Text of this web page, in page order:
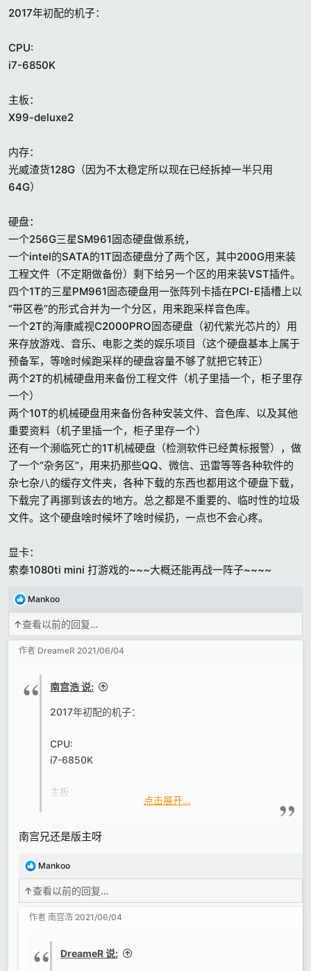
2017年初配的机子：
CPU:
i7-6850K
主板：
X99-deluxe2
内存：
光威渣货128G（因为不太稳定所以现在已经拆掉一半只用
64G）
硬盘：
一个256G三星SM961固态硬盘做系统，
一个intel的SATA的1T固态硬盘分了两个区，其中200G用来装
工程文件（不定期做备份）剩下给另一个区的用来装VST插件。
四个1T的三星PM961固态硬盘用一张阵列卡插在PCI-E插槽上以
“带区卷”的形式合并为一个分区，用来跑采样音色库。
一个2T的海康威视C2000PRO固态硬盘（初代紫光芯片的）用
来存放游戏、音乐、电影之类的娱乐项目（这个硬盘基本上属于
预备军，等啥时候跑采样的硬盘容量不够了就把它转正）
两个2T的机械硬盘用来备份工程文件（机子里插一个，柜子里存
一个）
两个10T的机械硬盘用来备份各种安装文件、音色库、以及其他
重要资料（机子里插一个，柜子里存一个）
还有一个濒临死亡的1T机械硬盘（检测软件已经黄标报警），做
了一个“杂务区”，用来扔那些QQ、微信、迅雷等等各种软件的
杂七杂八的缓存文件夹，各种下载的东西也都用这个硬盘下载，
下载完了再挪到该去的地方。总之都是不重要的、临时性的垃圾
文件。这个硬盘啥时候坏了啥时候扔，一点也不会心疼。
显卡：
索泰1080ti mini 打游戏的~~~大概还能再战一阵子~~~~
反
馈
:
Mankoo
↑查看以前的回复…
作者 DreameR 2021/06/04
南宫浩 说:
2017年初配的机子：
CPU:
i7-6850K
主板：
内存：
只用64G）
硬盘：
一个256G三星SM961固态硬盘做系统，
200G用来装工程文件（不定期做备份）剩下给另一个
点击展开...
南宫兄还是版主呀
反
馈
:
Mankoo
↑查看以前的回复…
作者 南宫浩 2021/06/04
DreameR 说: